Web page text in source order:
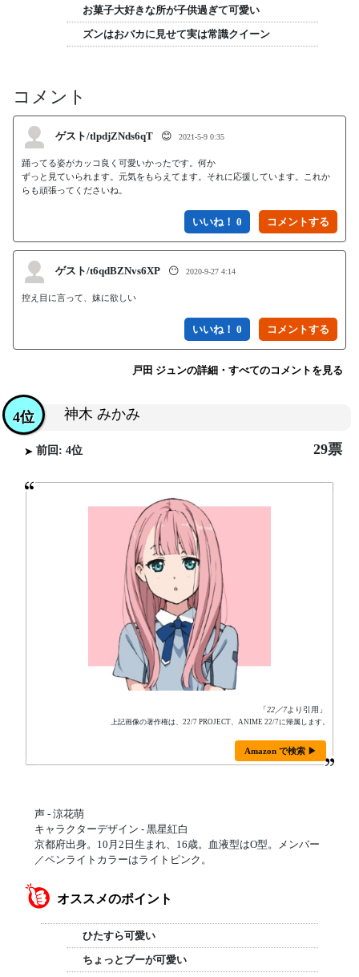
お菓子大好きな所が子供過ぎて可愛い
ズンはおバカに見せて実は常識クイーン
コメント
ゲスト/tlpdjZNds6qT 😊 2021-5-9 0:35
踊ってる姿がカッコ良く可愛いかったです。何か
ずっと見ていられます。元気をもらえてます。それに応援しています。これか
らも頑張ってくださいね。
いいね！ 0
ゲスト/t6qdBZNvs6XP 😶 2020-9-27 4:14
控え目に言って、妹に欲しい
いいね！ 0
戸田 ジュンの詳細・すべてのコメントを見る
神木 みかみ
4位
前回: 4位 29票
「22／7より引用」
上記画像の著作権は、22/7 PROJECT、ANIME 22/7に帰属します。
Amazon で検索 ▶
声 - 涼花萌
キャラクターデザイン - 黒星紅白
京都府出身。10月2日生まれ、16歳。血液型はO型。メンバー
／ペンライトカラーはライトピンク。
オススメのポイント
ひたすら可愛い
ちょっとブーが可愛い